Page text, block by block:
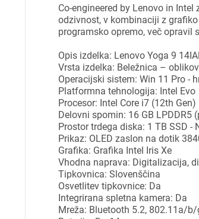
Co-engineered by Lenovo in
odzivnost, v kombinaciji z
programsko opremo, več opravil
Opis izdelka: Lenovo Yoga 9
Vrsta izdelka: Beležnica –
Operacijski sistem: Win 11 Pro -
Platformna tehnologija: Intel Evo
Procesor: Intel Core i7 (12th
Delovni spomin: 16 GB
Prostor trdega diska: 1 TB SSD -
Prikaz: OLED zaslon na dotik
Grafika: Grafika Intel Iris Xe
Vhodna naprava: Digitalizacija,
Tipkovnica: Slovenščina
Osvetlitev tipkovnice: Da
Integrirana spletna kamera: Da
Mreža: Bluetooth 5.2, 802.11a/